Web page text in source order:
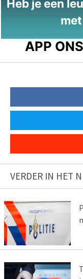
Heb je een
APP
VERDER IN HET